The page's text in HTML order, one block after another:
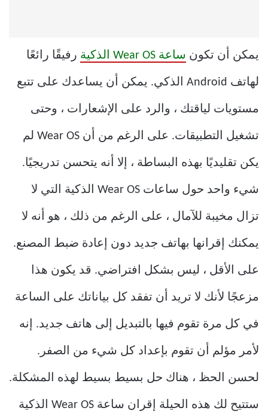
يمكن أن تكون ساعة Wear OS الذكية رفيقًا رائعًا
لهاتف Android الذكي. يمكن أن يساعدك على تتبع
مستويات لياقتك ، والرد على الإشعارات ، وحتى
تشغيل التطبيقات. على الرغم من أن Wear OS لم
يكن تقليديًا بهذه البساطة ، إلا أنه يتحسن تدريجيًا.
شيء واحد حول ساعات Wear OS الذكية التي لا
تزال مخيبة للآمال ، على الرغم من ذلك ، هو أنه لا
يمكنك إقرانها بهاتف جديد دون إعادة ضبط المصنع.
على الأقل ، ليس بشكل افتراضي. قد يكون هذا
مزعجًا لأنك لا تريد أن تفقد كل بياناتك على الساعة
في كل مرة تقوم فيها بالتبديل إلى هاتف جديد. إنه
لأمر مؤلم أن تقوم بإعداد كل شيء من الصفر.
لحسن الحظ ، هناك حل بسيط بسيط لهذه المشكلة.
ستتيح لك هذه الحيلة إقران ساعة Wear OS الذكية